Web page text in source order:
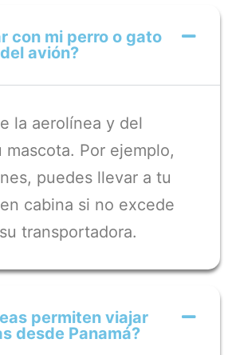
con mi perro o gato
avión?
la aerolínea y del
mascota. Por ejemplo,
puedes llevar a tu
cabina si no excede
transportadora.
permiten viajar
desde Panamá?